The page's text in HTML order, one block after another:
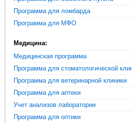
Программа для ломбарда
Программа для МФО
Медицина:
Медицинская программа
Программа для стоматологической
Программа для ветеринарной клиники
Программа для аптеки
Учет анализов лаборатории
Программа для оптики